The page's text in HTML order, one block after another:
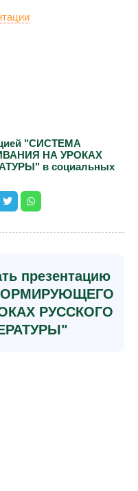
"СИСТЕМА
НА УРОКАХ
в социальных
презентацию
РУССКОГО